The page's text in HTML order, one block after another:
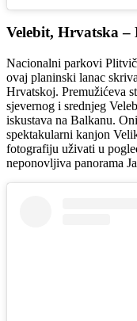
Velebit, Hrvatska
Nacionalni parkovi
ovaj planinski lanac
Hrvatskoj. Premužićeva
sjevernog i srednjeg
iskustava na Balkanu.
spektakularni kanjon
fotografiju uživati u
neponovljiva panorama